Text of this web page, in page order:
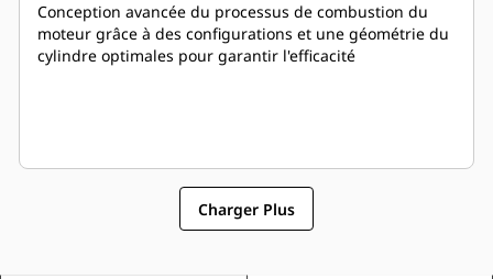
Conception avancée du processus de combustion du
moteur grâce à des configurations et une géométrie du
cylindre optimales pour garantir l'efficacité
Charger Plus